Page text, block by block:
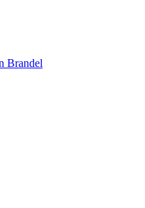
Brandel